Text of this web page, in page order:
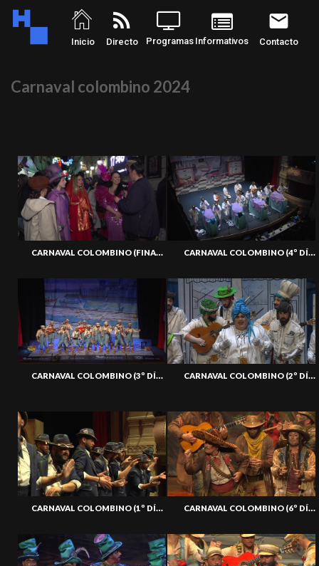
Inicio Directo Programas Informativos Contacto
rss_feed email
Carnaval colombino 2024
CARNAVAL COLOMBINO (FINAL) 10-02-24 CARNAVAL COLOMBINO (4º DÍA SEMIF) 08-02-24
CARNAVAL COLOMBINO (3º DÍA SEMIF) 07-02-24 CARNAVAL COLOMBINO (2º DÍA SEMIF) 06-02-24
CARNAVAL COLOMBINO (1º DÍA SEMIF) 05-02-24 CARNAVAL COLOMBINO (6º DÍA PRELIM) 03-02-24